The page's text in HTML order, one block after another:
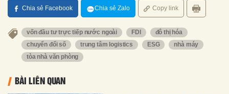
Chia sẻ Facebook Chia sẻ Zalo Copy link
vốn đầu tư trực tiếp nước ngoài FDI
đô thị hóa
chuyển đổi số
trung tâm logistics ESG
nhà máy
tòa nhà văn phòng
BÀI LIÊN QUAN